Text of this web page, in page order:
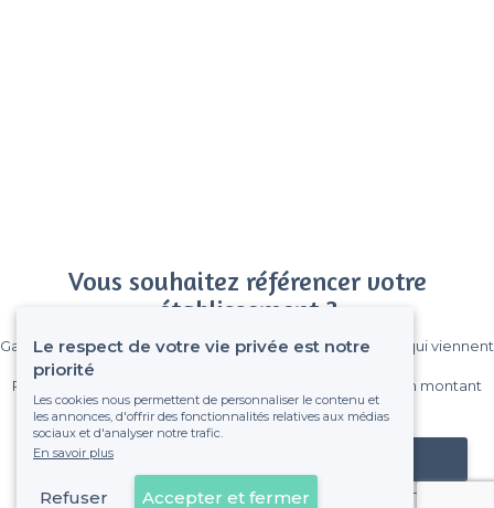
Vous souhaitez référencer votre
établissement ?
Gagnez de nombreux clients parmi le million de visiteurs qui viennent
Pas de commissions et sans engagement, vous payez un montant
fixe sans risque de voir déraper la facture.
Référencer mon établissement
Le respect de votre vie privée est notre
priorité
Les cookies nous permettent de personnaliser le contenu et
les annonces, d'offrir des fonctionnalités relatives aux médias
sociaux et d'analyser notre trafic.
En savoir plus
Refuser Accepter et fermer